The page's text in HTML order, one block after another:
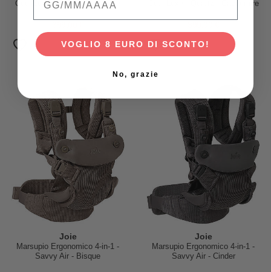
Cudl Luxe - Pearl - Cachemire
Cudl Luxe - Quartz - Cachemire
Joie
Marsupio Ergonomico 4-in-1 -
Savvy Air - Bisque
Joie
Marsupio Ergonomico 4-in-1 -
Savvy Air - Cinder
VOGLIO 8 EURO DI SCONTO!
No, grazie